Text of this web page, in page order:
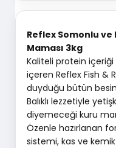
Reflex Somonlu
Maması 3kg
Kaliteli protein
içeren Reflex Fish &
duyduğu bütün
Balıklı lezzetiyle
diyemeceği kuru
Özenle hazırlanan
sistemi, kas ve kemik